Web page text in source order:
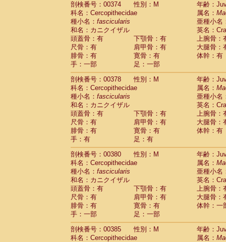
剖検番号：00374
性別：M
年齢：
科名：Cercopithecidae
属名：
種小名： fascicularis
亜種小名
和名：カニクイザル
英名：
頭蓋骨：有
下顎骨：有
上腕骨：
尺骨：有
肩甲骨：有
大腿骨：
腓骨：有
寛骨：有
体幹：有
手：一部
足：一部
剖検番号：00378
性別：M
年齢：
科名：Cercopithecidae
属名：
種小名： fascicularis
亜種小名
和名：カニクイザル
英名：
頭蓋骨：有
下顎骨：有
上腕骨：
尺骨：有
肩甲骨：有
大腿骨：
腓骨：有
寛骨：有
体幹：有
手：有
足：有
剖検番号：00380
性別：M
年齢：
科名：Cercopithecidae
属名：
種小名： fascicularis
亜種小名
和名：カニクイザル
英名：
頭蓋骨：有
下顎骨：有
上腕骨：
尺骨：有
肩甲骨：有
大腿骨：
腓骨：有
寛骨：有
体幹：一
手：一部
足：一部
剖検番号：00385
性別：M
年齢：
科名：Cercopithecidae
属名：